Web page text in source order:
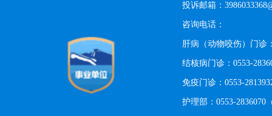
投诉邮箱：
咨询电话：
肝病（动物咬伤）门诊
结核病门诊：0553-
免疫门诊：0553-
护理部：0553-2836070